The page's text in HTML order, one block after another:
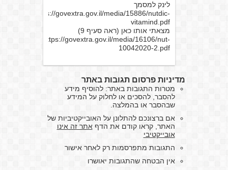
לינק למסמך
https://govextra.gov.il/media/15886/nutdic-
vitamind.pdf
מצאתי אותו כאן (ראה סעיף 9)
https://govextra.gov.il/media/16106/nut-
10042020-2.pdf
מדיניות פרסום תגובות באתר
מטרות התגובות באתר: להוסיף מידע
להסבר, להסכים או לחלוק על המידע
שבהסבר או בהמלצה.
אם ברצונכם להתלונן על האובייקטיביות של
האתר, קראו קודם את הדףאתר זה אינו
אובייקטיבי
התגובות מתפרסמות רק לאחר אישור
אין הבטחה שהתגובות יאושרו